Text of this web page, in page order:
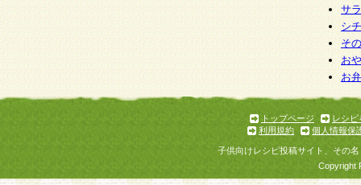
サ
シ
そ
お
お
トップページ
レシピ
利用規約
個人情報保
子供向けレシピ投稿サイト、その
Copyright